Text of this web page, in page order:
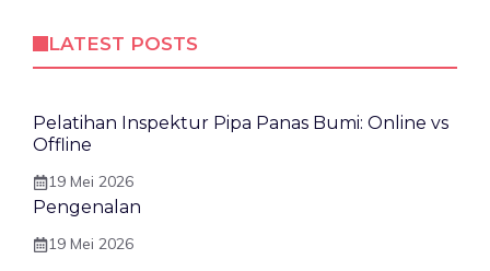
LATEST POSTS
Pelatihan Inspektur Pipa Panas Bumi: Online vs
Offline
19 Mei 2026
Pengenalan
19 Mei 2026